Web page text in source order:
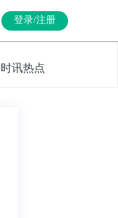
登录/注册
时讯热点